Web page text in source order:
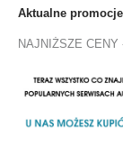
Aktualne
NAJNIŻSZE CENY